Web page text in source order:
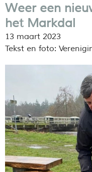
Weer een
het Markdal
13 maart 2023
Tekst en foto: